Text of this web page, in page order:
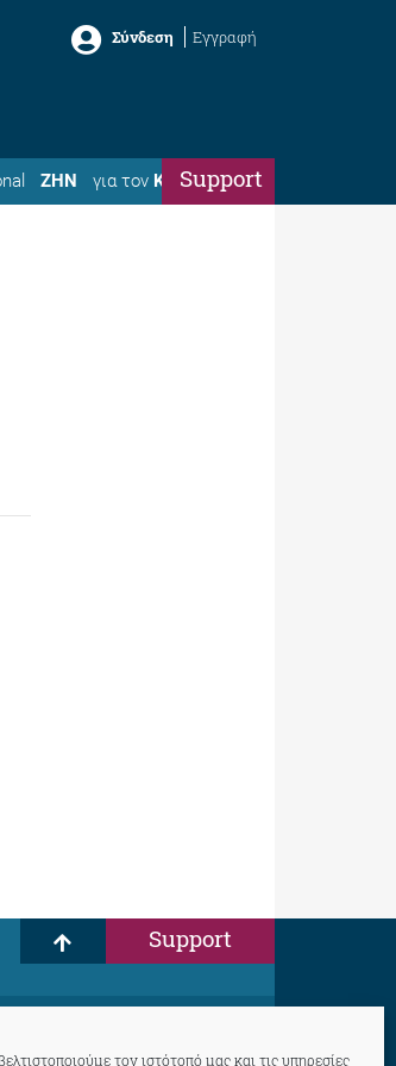
τον ιστότοπό μας και τις υπηρεσίες
Σύνδεση Εγγραφή
ΖΗΝ για τον ΚώσταSupport
Support